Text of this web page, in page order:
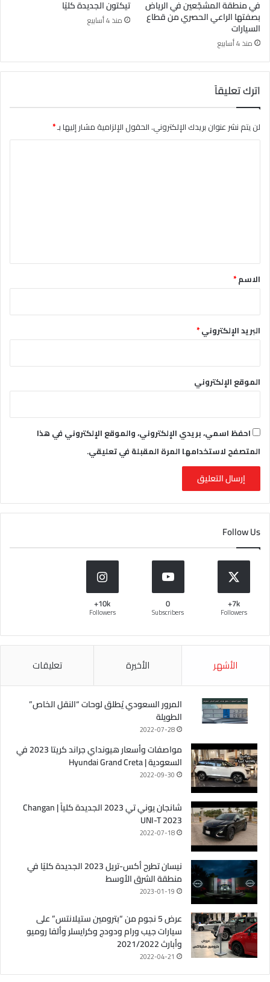
في منطقة المشجّعين في الرياض
بصفتها الراعي الحصري من قطاع
السيارات
منذ 4 أسابيع
تيكتون الجديدة كليًا
منذ 4 أسابيع
اترك تعليقاً
لن يتم نشر عنوان بريدك الإلكتروني.الحقول الإلزامية مشار إليها بـ*
*الاسم*
البريد الإلكتروني*
الموقع الإلكتروني
احفظ اسمي، بريدي الإلكتروني، والموقع الإلكتروني في هذا
المتصفح لاستخدامها المرة المقبلة في تعليقي.
Follow Us
7k+
Followers
0
Subscribers
10k+
Followers
الأشهر الأخيرة تعليقات
المرور السعودي يُطلق لوحات “النقل الخاص”
الطويلة
2022-07-28
مواصفات وأسعار هيونداي جراند كريتا 2023 في
السعودية | Hyundai Grand Creta
2022-09-30
شانجان يوني تي 2023 الجديدة كلياً | Changan
UNI-T 2023
2022-07-18
نيسان تطرح أكس-تريل 2023 الجديدة كليًا في
منطقة الشرق الأوسط
2023-01-19
عرض 5 نجوم من “بترومين ستيلانتس” على
سيارات جيب ورام ودودج وكرايسلر وألفا روميو
وأبارث 2021/2022
2022-04-21